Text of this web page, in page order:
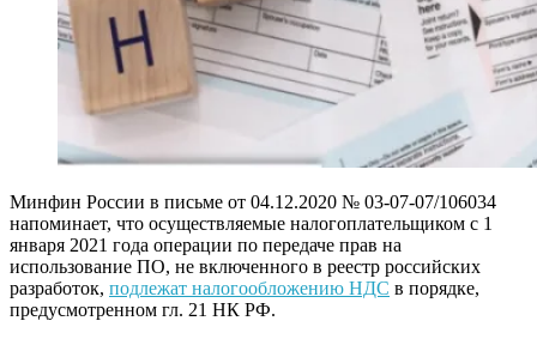
Минфин России в письме от 04.12.2020 № 03-07-07/106034
напоминает, что осуществляемые налогоплательщиком с 1
января 2021 года операции по передаче прав на
использование ПО, не включенного в реестр российских
разработок, подлежат налогообложению НДС в порядке,
предусмотренном гл. 21 НК РФ.